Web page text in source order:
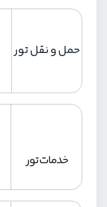
حمل و نقل تور
خدمات تور